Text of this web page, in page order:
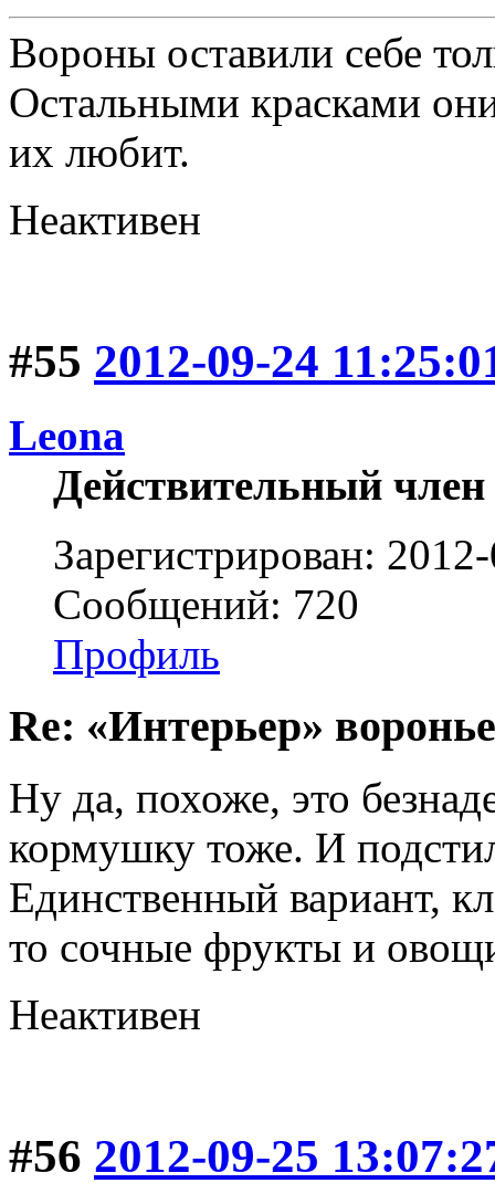
Вороны оставили себе
Остальными красками
их любит.
Неактивен
#55 2012-09-24
Leona
Действительный член
Зарегистрирован:
Сообщений: 720
Профиль
Re: «Интерьер»
Ну да, похоже, это
кормушку тоже. И
Единственный вариант,
то сочные фрукты и
Неактивен
#56 2012-09-25